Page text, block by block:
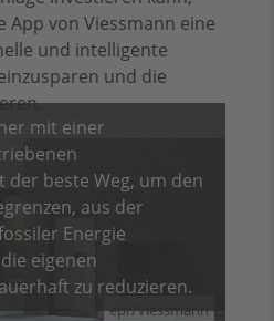
App von Viessmann eine
und intelligente
und die
epr/Viessmann
mit einer
der beste Weg, um den
aus der
Energie
eigenen
zu reduzieren.